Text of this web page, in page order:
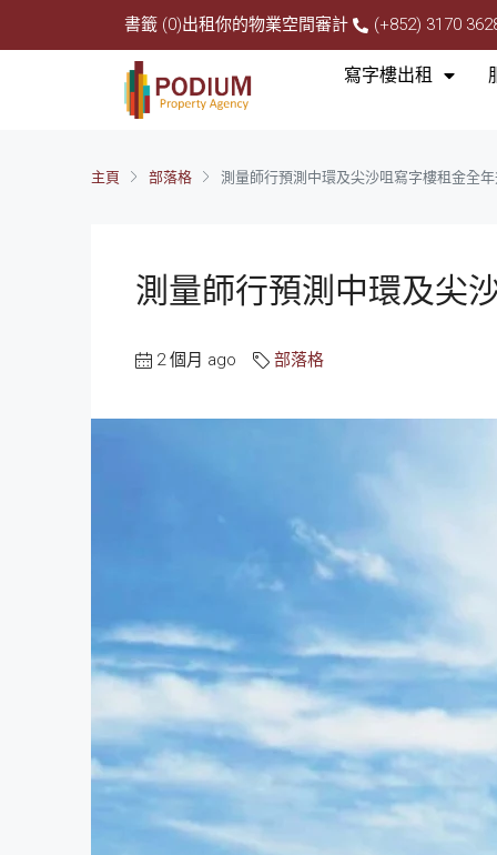
書籤 (0)出租你的物業空間審計 (+852) 3170
寫字樓出租
主頁 部落格 測量師行預測中環及尖沙咀寫字樓租金全年
測量師行預測中環及尖
2 個月 ago 部落格